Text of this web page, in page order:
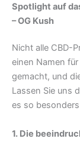
Spotlight auf
– OG Kush
Nicht alle CBD-
einen Namen
gemacht, und
Lassen Sie uns
es so
1. Die